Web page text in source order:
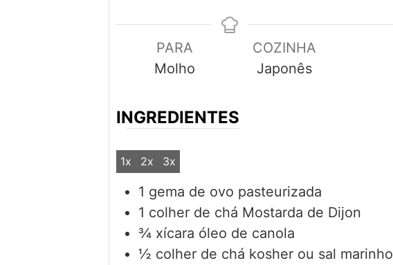
PARA
Molho
COZINHA
Japonês
INGREDIENTES
1x 2x 3x
1 gema de ovo pasteurizada
1 colher de chá Mostarda de Dijon
¾ xícara óleo de canola
½ colher de chá kosher ou sal marinho